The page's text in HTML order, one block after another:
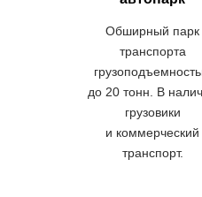
Обширный парк
транспорта
до 20 тонн. В
грузовики
и коммерческий
транспорт.